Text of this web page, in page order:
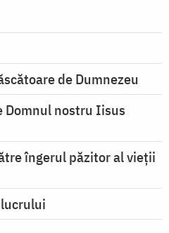
de Dumnezeu
Domnul nostru Iisus
îngerul păzitor al vieții